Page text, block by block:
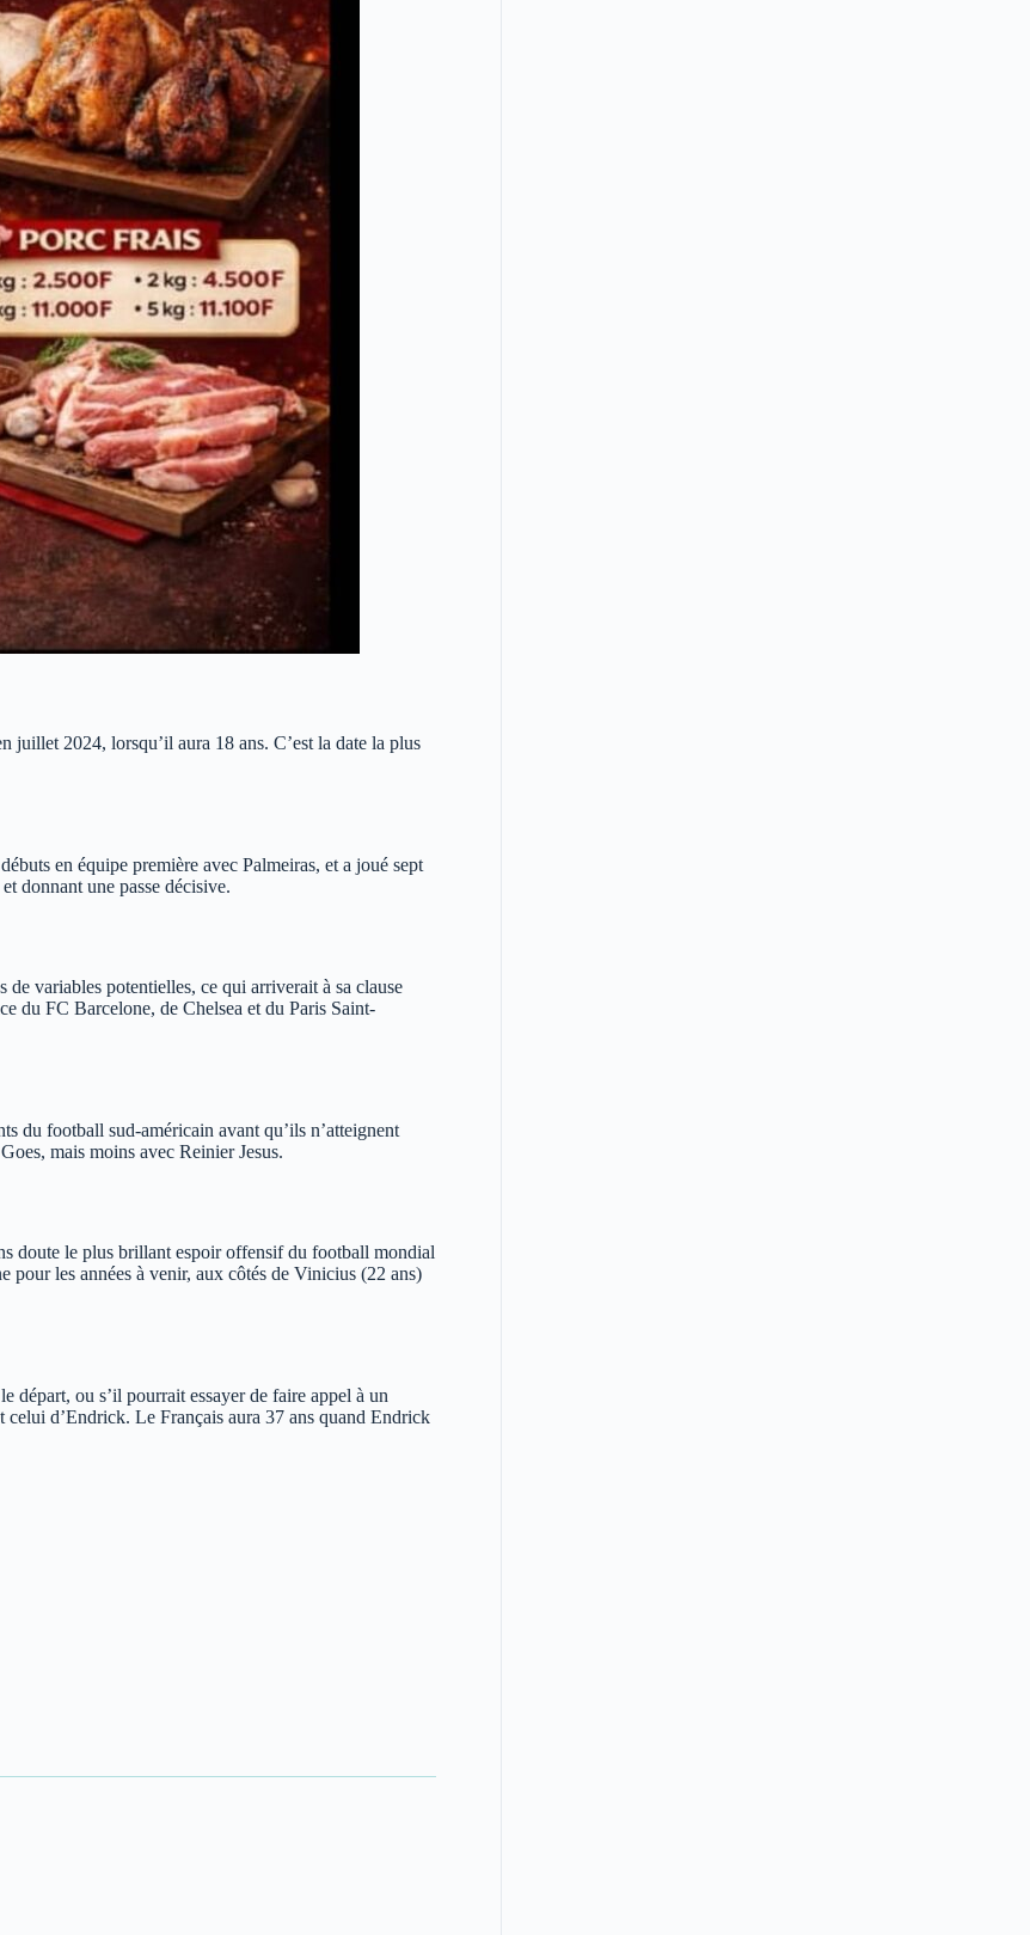
juillet 2024, lorsqu’il aura 18 ans. C’est la date la plus
en équipe première avec Palmeiras, et a joué sept
donnant une passe décisive.
variables potentielles, ce qui arriverait à sa clause
du FC Barcelone, de Chelsea et du Paris Saint-
du football sud-américain avant qu’ils n’atteignent
mais moins avec Reinier Jesus.
doute le plus brillant espoir offensif du football mondial
pour les années à venir, aux côtés de Vinicius (22 ans)
départ, ou s’il pourrait essayer de faire appel à un
celui d’Endrick. Le Français aura 37 ans quand Endrick